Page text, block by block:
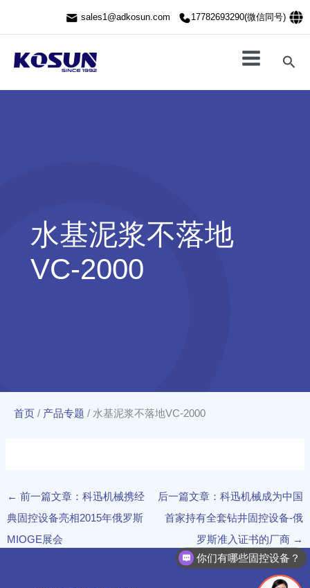
sales1@adkosun.com 17782693290(微信同号)
搜
索
水基泥浆不落地
VC-2000
首页 / 产品专题 / 水基泥浆不落地VC-2000
← 前一篇文章：科迅机械携经
典固控设备亮相2015年俄罗斯
MIOGE展会
后一篇文章：科迅机械成为中国
首家持有全套钻井固控设备-俄
罗斯准入证书的厂商 →
你们有哪些固控设备？